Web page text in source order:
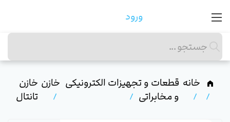
ورود
خانه قطعات و تجهیزات الکترونیکی
و مخابراتی
خازن خازن
تانتال